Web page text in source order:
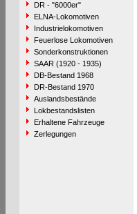
DR - "6000er"
ELNA-Lokomotiven
Industrielokomotiven
Feuerlose Lokomotiven
Sonderkonstruktionen
SAAR (1920 - 1935)
DB-Bestand 1968
DR-Bestand 1970
Auslandsbestände
Lokbestandslisten
Erhaltene Fahrzeuge
Zerlegungen